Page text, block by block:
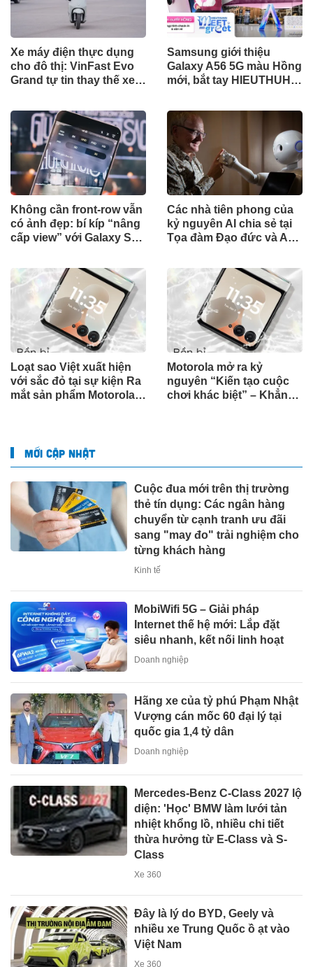
Xe máy điện thực dụng
cho đô thị: VinFast Evo
Grand tự tin thay thế xe
lên tới 262 km
Samsung giới thiệu
Galaxy A56 5G màu Hồng
mới, bắt tay HIEUTHUHAI
bùng nổ
Không cần front-row vẫn
có ảnh đẹp: bí kíp “nâng
cấp view” với Galaxy S25
Các nhà tiên phong của
kỷ nguyên AI chia sẻ tại
Tọa đàm Đạo đức và An
Loạt sao Việt xuất hiện
với sắc đỏ tại sự kiện Ra
mắt sản phẩm Motorola
Motorola mở ra kỷ
nguyên “Kiến tạo cuộc
chơi khác biệt” – Khẳng
MỚI CẬP NHẬT
Cuộc đua mới trên thị trường
thẻ tín dụng: Các ngân hàng
chuyển từ cạnh tranh ưu đãi
sang "may đo" trải nghiệm cho
từng khách hàng
Kinh tế
MobiWifi 5G – Giải pháp
Internet thế hệ mới: Lắp đặt
siêu nhanh, kết nối linh hoạt
Doanh nghiệp
Hãng xe của tỷ phú Phạm Nhật
Vượng cán mốc 60 đại lý tại
quốc gia 1,4 tỷ dân
Doanh nghiệp
Mercedes-Benz C-Class 2027 lộ
diện: 'Học' BMW làm lưới tản
nhiệt khổng lồ, nhiều chi tiết
thừa hưởng từ E-Class và S-
Class
Xe 360
Đây là lý do BYD, Geely và
nhiều xe Trung Quốc ồ ạt vào
Việt Nam
Xe 360